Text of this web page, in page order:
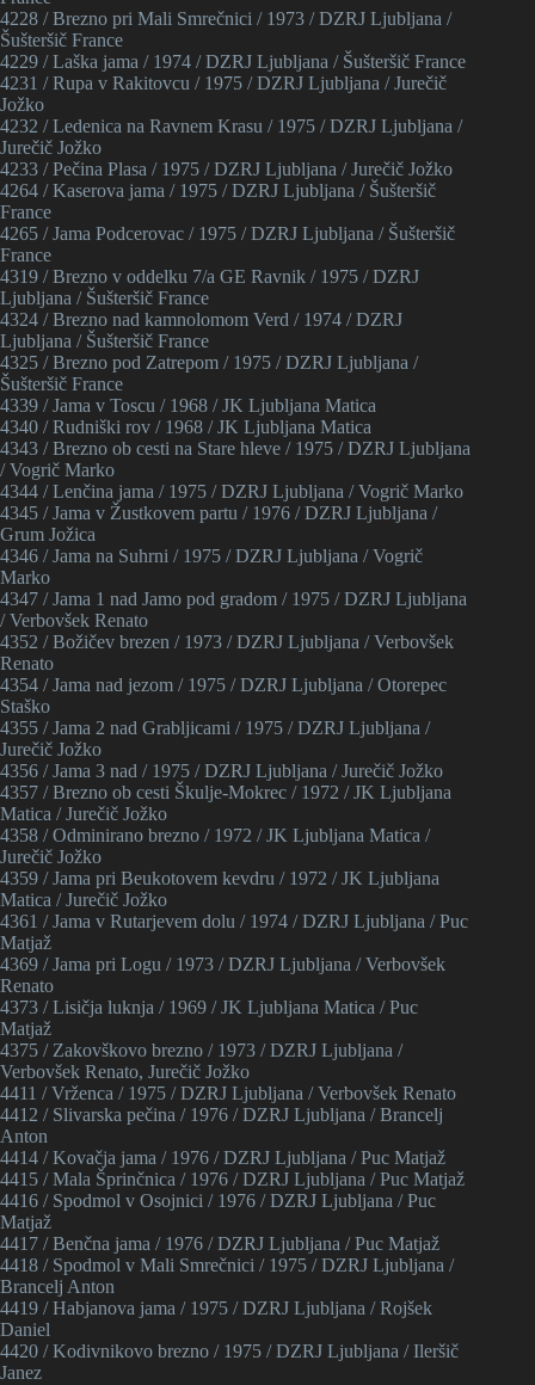
4228 / Brezno pri Mali Smrečnici / 1973 / DZRJ Ljubljana /
Šušteršič France
4229 / Laška jama / 1974 / DZRJ Ljubljana / Šušteršič France
4231 / Rupa v Rakitovcu / 1975 / DZRJ Ljubljana / Jurečič
Jožko
4232 / Ledenica na Ravnem Krasu / 1975 / DZRJ Ljubljana /
Jurečič Jožko
4233 / Pečina Plasa / 1975 / DZRJ Ljubljana / Jurečič Jožko
4264 / Kaserova jama / 1975 / DZRJ Ljubljana / Šušteršič
France
4265 / Jama Podcerovac / 1975 / DZRJ Ljubljana / Šušteršič
France
4319 / Brezno v oddelku 7/a GE Ravnik / 1975 / DZRJ
Ljubljana / Šušteršič France
4324 / Brezno nad kamnolomom Verd / 1974 / DZRJ
Ljubljana / Šušteršič France
4325 / Brezno pod Zatrepom / 1975 / DZRJ Ljubljana /
Šušteršič France
4339 / Jama v Toscu / 1968 / JK Ljubljana Matica
4340 / Rudniški rov / 1968 / JK Ljubljana Matica
4343 / Brezno ob cesti na Stare hleve / 1975 / DZRJ Ljubljana
/ Vogrič Marko
4344 / Lenčina jama / 1975 / DZRJ Ljubljana / Vogrič Marko
4345 / Jama v Žustkovem partu / 1976 / DZRJ Ljubljana /
Grum Jožica
4346 / Jama na Suhrni / 1975 / DZRJ Ljubljana / Vogrič
Marko
4347 / Jama 1 nad Jamo pod gradom / 1975 / DZRJ Ljubljana
/ Verbovšek Renato
4352 / Božičev brezen / 1973 / DZRJ Ljubljana / Verbovšek
Renato
4354 / Jama nad jezom / 1975 / DZRJ Ljubljana / Otorepec
Staško
4355 / Jama 2 nad Grabljicami / 1975 / DZRJ Ljubljana /
Jurečič Jožko
4356 / Jama 3 nad / 1975 / DZRJ Ljubljana / Jurečič Jožko
4357 / Brezno ob cesti Škulje-Mokrec / 1972 / JK Ljubljana
Matica / Jurečič Jožko
4358 / Odminirano brezno / 1972 / JK Ljubljana Matica /
Jurečič Jožko
4359 / Jama pri Beukotovem kevdru / 1972 / JK Ljubljana
Matica / Jurečič Jožko
4361 / Jama v Rutarjevem dolu / 1974 / DZRJ Ljubljana / Puc
Matjaž
4369 / Jama pri Logu / 1973 / DZRJ Ljubljana / Verbovšek
Renato
4373 / Lisičja luknja / 1969 / JK Ljubljana Matica / Puc
Matjaž
4375 / Zakovškovo brezno / 1973 / DZRJ Ljubljana /
Verbovšek Renato, Jurečič Jožko
4411 / Vrženca / 1975 / DZRJ Ljubljana / Verbovšek Renato
4412 / Slivarska pečina / 1976 / DZRJ Ljubljana / Brancelj
Anton
4414 / Kovačja jama / 1976 / DZRJ Ljubljana / Puc Matjaž
4415 / Mala Šprinčnica / 1976 / DZRJ Ljubljana / Puc Matjaž
4416 / Spodmol v Osojnici / 1976 / DZRJ Ljubljana / Puc
Matjaž
4417 / Benčna jama / 1976 / DZRJ Ljubljana / Puc Matjaž
4418 / Spodmol v Mali Smrečnici / 1975 / DZRJ Ljubljana /
Brancelj Anton
4419 / Habjanova jama / 1975 / DZRJ Ljubljana / Rojšek
Daniel
4420 / Kodivnikovo brezno / 1975 / DZRJ Ljubljana / Ileršič
Janez